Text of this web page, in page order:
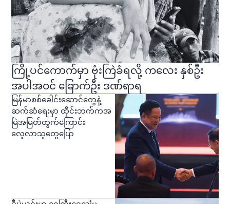
ကြို့ပင်ကောက်မှာ ဗုံးကြဲခံရလို့ ကလေး နှစ်ဦး
အပါအဝင် ခြောက်ဦး ဒဏ်ရာရ
မြန်မာစစ်ခေါင်းဆောင်တွေနဲ့
ဆက်ဆံရေးမှာ ထိုင်းဘက်ကအ
မြဲအမြတ်ထွက်ကြောင်း
လေ့လာသူတွေပြော